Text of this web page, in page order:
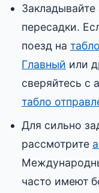
пересадки.
поезд на
Главный или
сверяйтесь с
табло
Для сильно
рассмотрите
часто имеют